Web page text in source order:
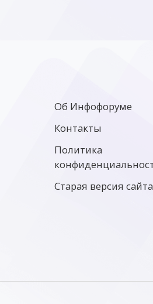
Об Инфофоруме
Контакты
Политика
Старая версия сайта